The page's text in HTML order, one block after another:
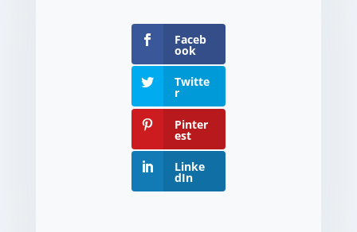
Faceb
ook
Twitte
r
Pinter
est
Linke
dIn